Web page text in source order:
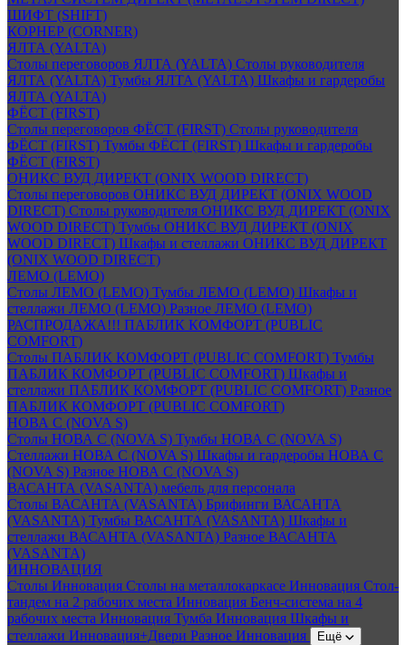
ШИФТ (SHIFT)
КОРНЕР (CORNER)
ЯЛТА (YALTA)
Столы переговоров ЯЛТА (YALTA) Столы руководителя
ЯЛТА (YALTA) Тумбы ЯЛТА (YALTA) Шкафы и гардеробы
ЯЛТА (YALTA)
ФЁСТ (FIRST)
Столы переговоров ФЁСТ (FIRST) Столы руководителя
ФЁСТ (FIRST) Тумбы ФЁСТ (FIRST) Шкафы и гардеробы
ФЁСТ (FIRST)
ОНИКС ВУД ДИРЕКТ (ONIX WOOD DIRECT)
Столы переговоров ОНИКС ВУД ДИРЕКТ (ONIX WOOD
DIRECT) Столы руководителя ОНИКС ВУД ДИРЕКТ (ONIX
WOOD DIRECT) Тумбы ОНИКС ВУД ДИРЕКТ (ONIX
WOOD DIRECT) Шкафы и стеллажи ОНИКС ВУД ДИРЕКТ
(ONIX WOOD DIRECT)
ЛЕМО (LEMO)
Столы ЛЕМО (LEMO) Тумбы ЛЕМО (LEMO) Шкафы и
стеллажи ЛЕМО (LEMO) Разное ЛЕМО (LEMO)
РАСПРОДАЖА!!! ПАБЛИК КОМФОРТ (PUBLIC
COMFORT)
Столы ПАБЛИК КОМФОРТ (PUBLIC COMFORT) Тумбы
ПАБЛИК КОМФОРТ (PUBLIC COMFORT) Шкафы и
стеллажи ПАБЛИК КОМФОРТ (PUBLIC COMFORT) Разное
ПАБЛИК КОМФОРТ (PUBLIC COMFORT)
НОВА С (NOVA S)
Столы НОВА С (NOVA S) Тумбы НОВА С (NOVA S)
Стеллажи НОВА С (NOVA S) Шкафы и гардеробы НОВА С
(NOVA S) Разное НОВА С (NOVA S)
ВАСАНТА (VASANTA) мебель для персонала
Столы ВАСАНТА (VASANTA) Брифинги ВАСАНТА
(VASANTA) Тумбы ВАСАНТА (VASANTA) Шкафы и
стеллажи ВАСАНТА (VASANTA) Разное ВАСАНТА
(VASANTA)
ИННОВАЦИЯ
Столы Инновация Столы на металлокаркасе Инновация Стол-
тандем на 2 рабочих места Инновация Бенч-система на 4
рабочих места Инновация Тумба Инновация Шкафы и
стеллажи Инновация+Двери Разное Инновация Ещё